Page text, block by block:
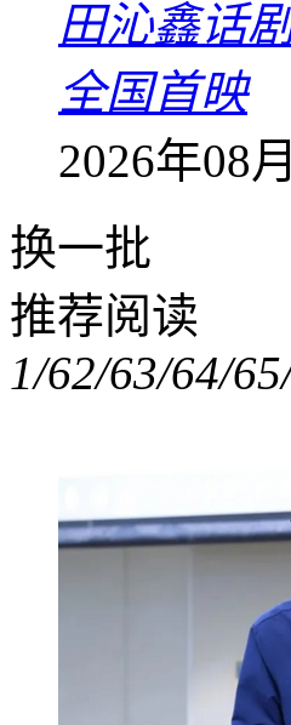
田沁鑫话
全国首映
2026年08
换一批
推荐阅读
1/62/63/64/6